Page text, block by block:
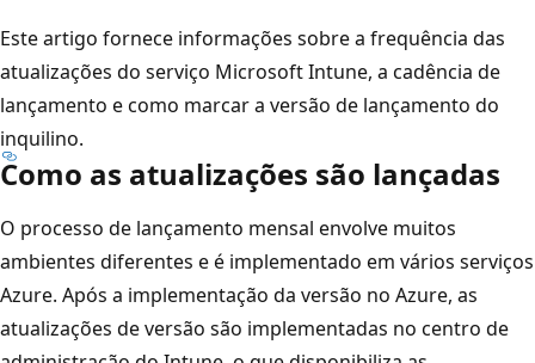
Este artigo fornece informações sobre a frequência das
atualizações do serviço Microsoft Intune, a cadência de
lançamento e como marcar a versão de lançamento do
inquilino.
Como as atualizações são lançadas
O processo de lançamento mensal envolve muitos
ambientes diferentes e é implementado em vários serviços
Azure. Após a implementação da versão no Azure, as
atualizações de versão são implementadas no centro de